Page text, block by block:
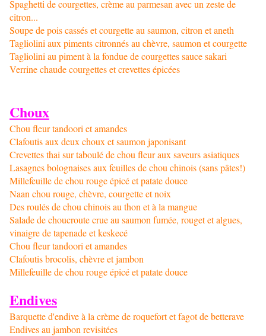
Spaghetti de courgettes, crème au parmesan avec un zeste de
citron...
Soupe de pois cassés et courgette au saumon, citron et aneth
Tagliolini aux piments citronnés au chèvre, saumon et courgette
Tagliolini au piment à la fondue de courgettes sauce sakari
Verrine chaude courgettes et crevettes épicées
Choux
Chou fleur tandoori et amandes
Clafoutis aux deux choux et saumon japonisant
Crevettes thai sur taboulé de chou fleur aux saveurs asiatiques
Lasagnes bolognaises aux feuilles de chou chinois (sans pâtes!)
Millefeuille de chou rouge épicé et patate douce
Naan chou rouge, chèvre, courgette et noix
Des roulés de chou chinois au thon et à la mangue
Salade de choucroute crue au saumon fumée, rouget et algues,
vinaigre de tapenade et keskecé
Chou fleur tandoori et amandes
Clafoutis brocolis, chèvre et jambon
Millefeuille de chou rouge épicé et patate douce
Endives
Barquette d'endive à la crème de roquefort et fagot de betterave
Endives au jambon revisitées